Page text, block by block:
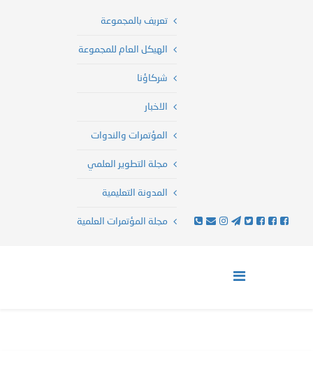
تعريف بالمجموعة
الهيكل العام للمجموعة
شركاؤنا
الاخبار
المؤتمرات والندوات
مجلة التطوير العلمي
المدونة التعليمية
مجلة المؤتمرات العلمية